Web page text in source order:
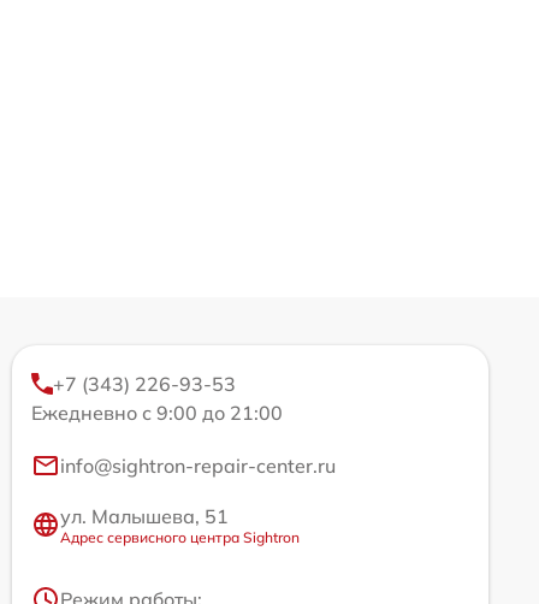
+7 (343) 226-93-53
Ежедневно с 9:00 до 21:00
info@sightron-repair-center.ru
ул. Малышева, 51
Адрес сервисного центра Sightron
Режим работы: